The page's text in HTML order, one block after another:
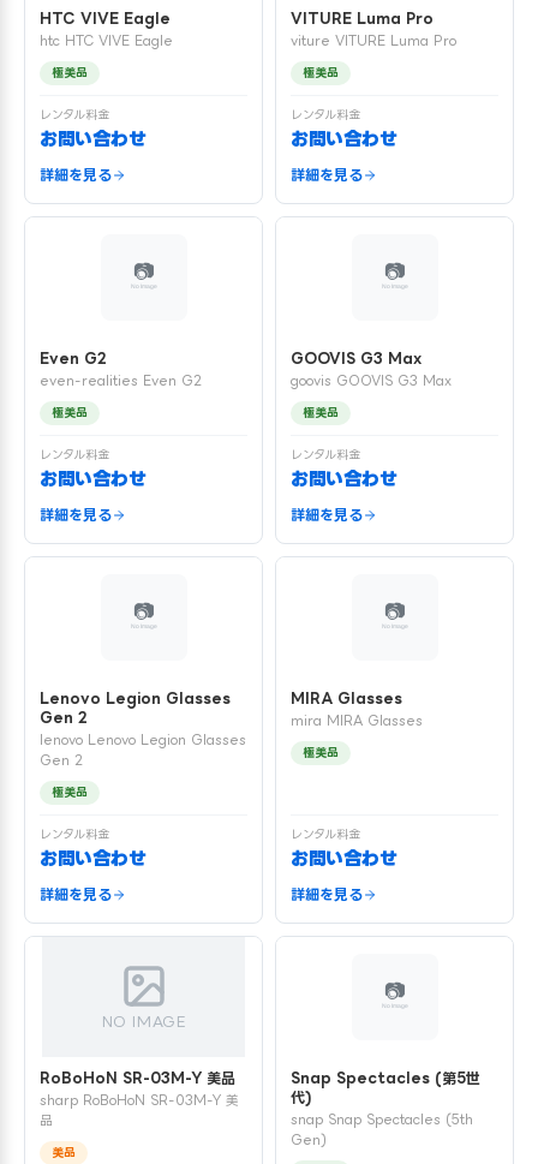
HTC VIVE Eagle
htc HTC VIVE Eagle
極美品
レンタル料金
お問い合わせ
詳細を見る
VITURE Luma Pro
viture VITURE Luma Pro
極美品
レンタル料金
お問い合わせ
詳細を見る
Even G2
even-realities Even G2
極美品
レンタル料金
お問い合わせ
詳細を見る
GOOVIS G3 Max
goovis GOOVIS G3 Max
極美品
レンタル料金
お問い合わせ
詳細を見る
Lenovo Legion Glasses
Gen 2
lenovo Lenovo Legion Glasses
Gen 2
極美品
レンタル料金
お問い合わせ
詳細を見る
MIRA Glasses
mira MIRA Glasses
極美品
レンタル料金
お問い合わせ
詳細を見る
NO IMAGE
RoBoHoN SR-03M-Y 美品
sharp RoBoHoN SR-03M-Y 美
品
美品
Snap Spectacles (第5世
代)
snap Snap Spectacles (5th
Gen)